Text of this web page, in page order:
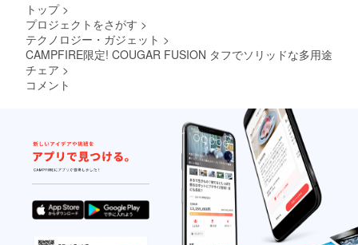
トップ >
プロジェクトをさがす >
テクノロジー・ガジェット >
CAMPFIRE限定! COUGAR FUSION タフでソリッドな多用途
チェア >
コメント